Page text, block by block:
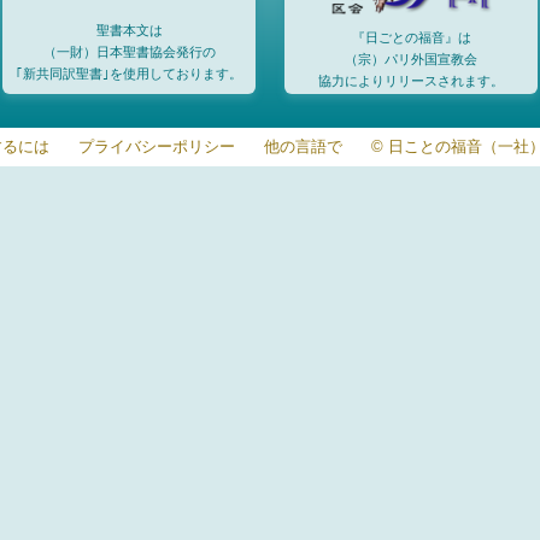
聖書本文は
（一財）日本聖書協会発行の
｢新共同訳聖書｣を使用しております。
『日ごとの福音』は
（宗）パリ外国宣教会
協力によりリリースされます。
には プライバシーポリシー 他の言語で © 日ことの福音（一社